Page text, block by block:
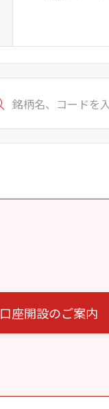
（2026
口座開設のご案内